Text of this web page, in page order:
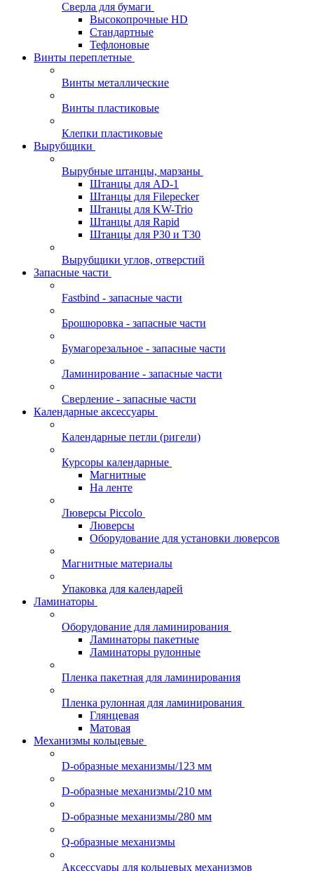
Сверла для бумаги
Высокопрочные HD
Стандартные
Тефлоновые
Винты переплетные
Винты металлические
Винты пластиковые
Клепки пластиковые
Вырубщики
Вырубные штанцы, марзаны
Штанцы для AD-1
Штанцы для Filepecker
Штанцы для KW-Trio
Штанцы для Rapid
Штанцы для Р30 и Т30
Вырубщики углов, отверстий
Запасные части
Fastbind - запасные части
Брошюровка - запасные части
Бумагорезальное - запасные части
Ламинирование - запасные части
Сверление - запасные части
Календарные аксессуары
Календарные петли (ригели)
Курсоры календарные
Магнитные
На ленте
Люверсы Piccolo
Люверсы
Оборудование для установки люверсов
Магнитные материалы
Упаковка для календарей
Ламинаторы
Оборудование для ламинирования
Ламинаторы пакетные
Ламинаторы рулонные
Пленка пакетная для ламинирования
Пленка рулонная для ламинирования
Глянцевая
Матовая
Механизмы кольцевые
D-образные механизмы/123 мм
D-образные механизмы/210 мм
D-образные механизмы/280 мм
Q-образные механизмы
Аксессуары для кольцевых механизмов